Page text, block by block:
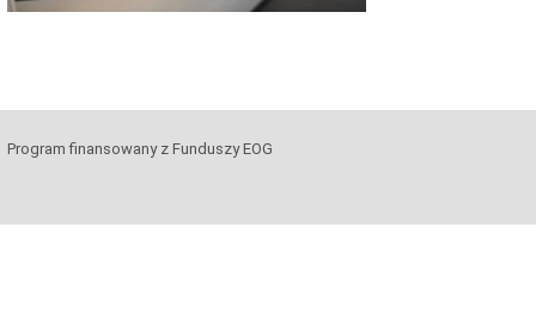
Program finansowany z Funduszy EOG